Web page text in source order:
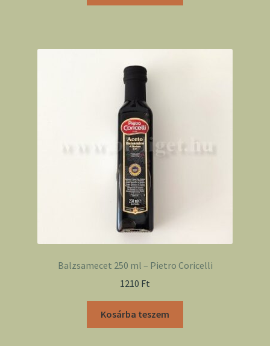
Balzsamecet 250 ml – Pietro Coricelli
1210 Ft
Kosárba teszem